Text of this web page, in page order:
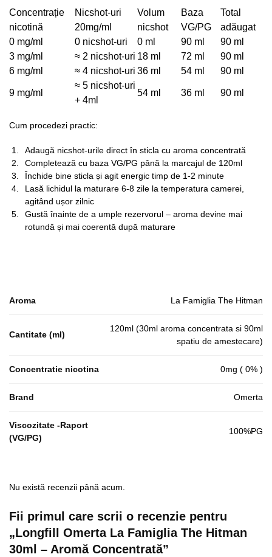
Concentrație
nicotină
Nicshot-uri
20mg/ml
Volum
nicshot
Baza
VG/PG
Total
adăugat
0 mg/ml
0 nicshot-uri 0 ml 90 ml
90 ml
3 mg/ml
≈ 2 nicshot-uri 18 ml 72 ml
90 ml
6 mg/ml
≈ 4 nicshot-uri 36 ml 54 ml 90 ml
9 mg/ml
≈ 5 nicshot-uri
+ 4ml
54 ml 36 ml 90 ml
Cum procedezi practic:
Adaugă nicshot-urile direct în sticla cu aroma concentrată
Completează cu baza VG/PG până la marcajul de 120ml
Închide bine sticla și agit energic timp de 1-2 minute
Lasă lichidul la maturare 6-8 zile la temperatura camerei,
agitând ușor zilnic
Gustă înainte de a umple rezervorul – aroma devine mai
rotundă și mai coerentă după maturare
Aroma La Famiglia The Hitman
Cantitate (ml)
120ml (30ml aroma concentrata si 90ml
spatiu de amestecare)
Concentratie nicotina 0mg ( 0% )
Brand Omerta
Viscozitate -Raport
(VG/PG)
100%PG
Nu există recenzii până acum.
Fii primul care scrii o recenzie pentru
„Longfill Omerta La Famiglia The Hitman
30ml – Aromă Concentrată”